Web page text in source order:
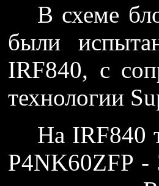
В схеме
были
IRF840, с
технологии
На IRF840
P4NK60ZFP -